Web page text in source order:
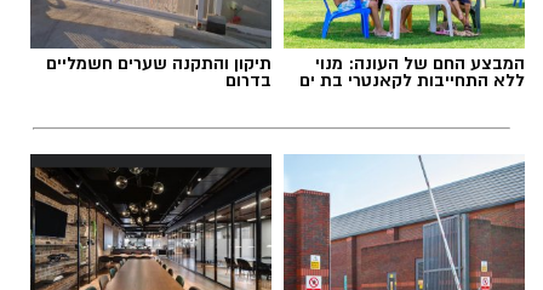
המבצע החם של העונה: מנוי
ללא התחייבות לקאנטרי בת ים
תיקון והתקנה שערים חשמליים
בדרום